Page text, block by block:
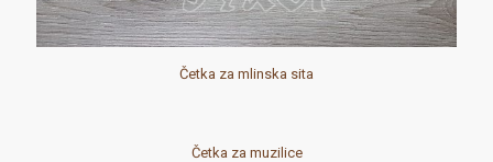
Četka za mlinska sita
Četka za muzilice